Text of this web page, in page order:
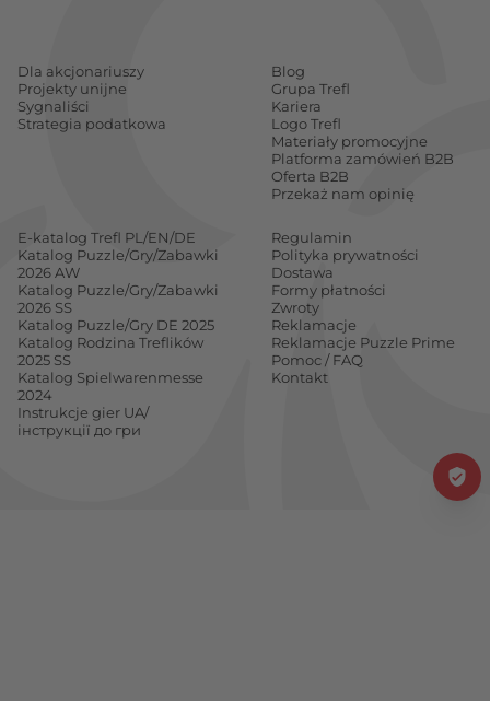
Dla akcjonariuszy
Projekty unijne
Sygnaliści
Strategia podatkowa
Blog
Grupa Trefl
Kariera
Logo Trefl
Materiały promocyjne
Platforma zamówień B2B
Oferta B2B
Przekaż nam opinię
E-katalog Trefl PL/EN/DE
Katalog Puzzle/Gry/Zabawki
2026 AW
Katalog Puzzle/Gry/Zabawki
2026 SS
Katalog Puzzle/Gry DE 2025
Katalog Rodzina Treflików
2025 SS
Katalog Spielwarenmesse
2024
Instrukcje gier UA/
інструкції до гри
Regulamin
Polityka prywatności
Dostawa
Formy płatności
Zwroty
Reklamacje
Reklamacje Puzzle Prime
Pomoc / FAQ
Kontakt